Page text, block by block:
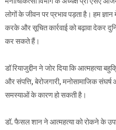
लोगों के जीवन पर प्रभाव पड़ता है। हम
करके और सूचित कार्रवाई को बढ़ावा देकर
कर सकते हैं।
डॉ रियाजुद्दीन ने जोर दिया कि आत्महत्या
और संपत्ति, बेरोजगारी, मनोसामाजिक
समस्याओं के कारण हो सकती है।
डॉ. फैसल शान ने आत्महत्या को रोकने के